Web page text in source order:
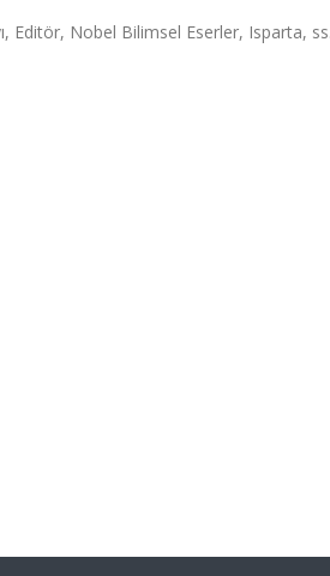
Editör, Nobel Bilimsel Eserler, Isparta,